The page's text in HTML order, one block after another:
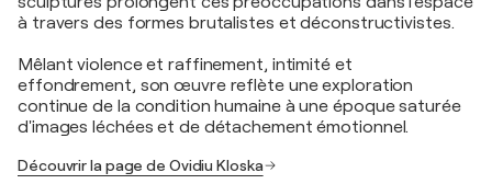
à travers des formes brutalistes et déconstructivistes.
Mêlant violence et raffinement, intimité et
effondrement, son œuvre reflète une exploration
continue de la condition humaine à une époque saturée
d'images léchées et de détachement émotionnel.
Découvrir la page de Ovidiu Kloska